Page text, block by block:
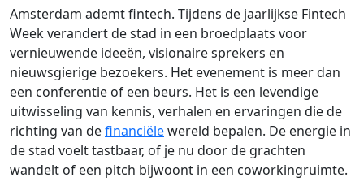
Amsterdam ademt fintech. Tijdens de jaarlijkse Fintech
Week verandert de stad in een broedplaats voor
vernieuwende ideeën, visionaire sprekers en
nieuwsgierige bezoekers. Het evenement is meer dan
een conferentie of een beurs. Het is een levendige
uitwisseling van kennis, verhalen en ervaringen die de
richting van definanciëlewereld bepalen. De energie in
de stad voelt tastbaar, of je nu door de grachten
wandelt of een pitch bijwoont in een coworkingruimte.